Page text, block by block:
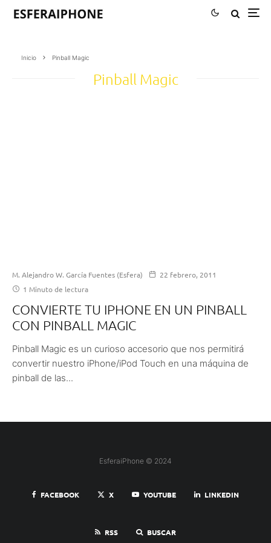
Inicio Pinball Magic
Pinball Magic
M. Alejandro W. García Fuentes (Esfera)
22 febrero, 2011
1 Minuto de lectura
CONVIERTE TU IPHONE EN UN PINBALL
CON PINBALL MAGIC
Pinball Magic es un curioso accesorio que nos permitirá
convertir nuestro iPhone/iPod Touch en una máquina de
pinball de las...
EsferaiPhone © 2024
FACEBOOK X YOUTUBE LINKEDIN
RSS BUSCAR